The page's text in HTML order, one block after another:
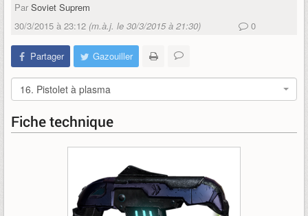
Par Soviet Suprem
30/3/2015 à 23:12 (m.à.j. le 30/3/2015 à 21:30) 0
Partager Gazouiller
16. Pistolet à plasma
Fiche technique